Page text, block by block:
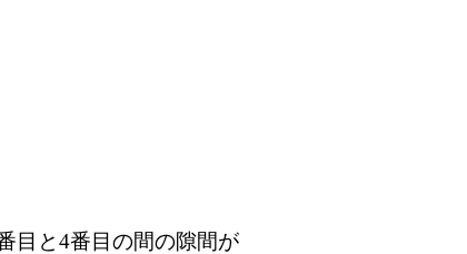
目と4番目の間の隙間が